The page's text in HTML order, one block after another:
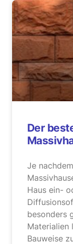
Der
Je
Haus ein-
besonders
Materialien
Bauweise